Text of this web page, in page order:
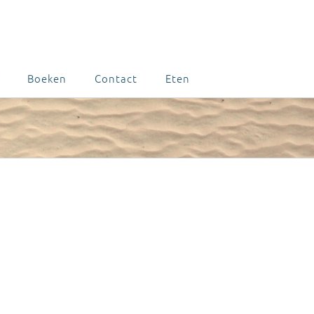
Boeken Contact Eten